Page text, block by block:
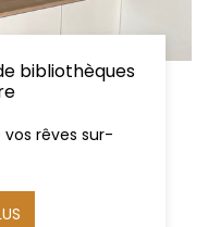
bibliothèques
rêves sur-